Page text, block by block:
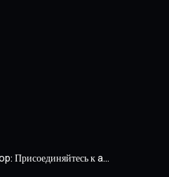
Присоединяйтесь к a...